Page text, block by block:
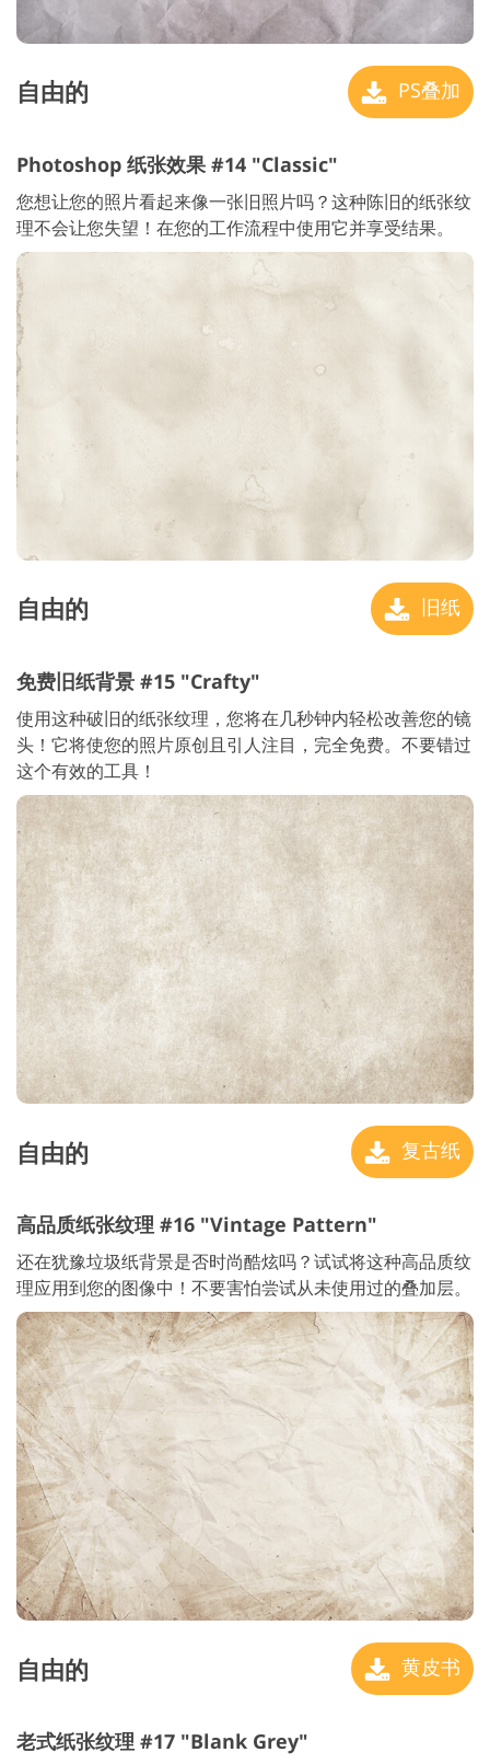
自由的 PS叠加
Photoshop 纸张效果 #14 "Classic"
您想让您的照片看起来像一张旧照片吗？这种陈旧的纸张纹
理不会让您失望！在您的工作流程中使用它并享受结果。
自由的 旧纸
免费旧纸背景 #15 "Crafty"
使用这种破旧的纸张纹理，您将在几秒钟内轻松改善您的镜
头！它将使您的照片原创且引人注目，完全免费。不要错过
这个有效的工具！
自由的 复古纸
高品质纸张纹理 #16 "Vintage Pattern"
还在犹豫垃圾纸背景是否时尚酷炫吗？试试将这种高品质纹
理应用到您的图像中！不要害怕尝试从未使用过的叠加层。
自由的 黄皮书
老式纸张纹理 #17 "Blank Grey"